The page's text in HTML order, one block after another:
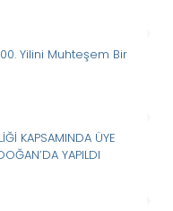
Yilini Muhteşem Bir
KAPSAMINDA ÜYE
YAPILDI